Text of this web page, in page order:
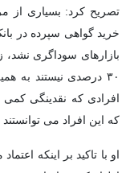
تصریح کرد: بسیاری از
خرید گواهی سپرده در
بازارهای سوداگری نشد،
۳۰ درصدی نیستند به
افرادی که نقدینگی کمی
که این افراد می
او با تاکید بر اینکه